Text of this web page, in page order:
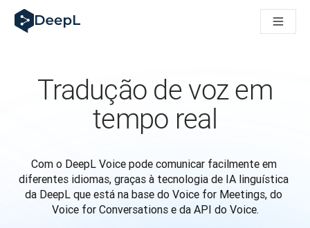
DeepL para agentes de IA
Translation Flow do DeepL: Novos fluxos de trabalho
Desvendando a confiança na IA linguística empresarial. Em
Desenvolvimento da Avaliação da Qualidade de Tradução no
De tradução de texto a plataforma de voz em tempo real
Tradução de voz em
tempo real
Com o DeepL Voice pode comunicar facilmente em
diferentes idiomas, graças à tecnologia de IA linguística
da DeepL que está na base do Voice for Meetings, do
Voice for Conversations e da API do Voice.